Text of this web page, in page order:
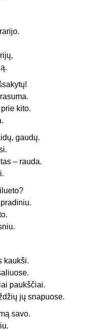
kito.
gaudų.
– rauda.
kaukši.
paukščiai.
jų snapuose.
savo.